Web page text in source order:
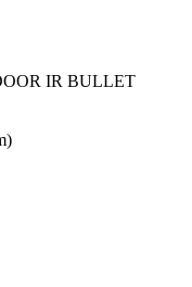
IR BULLET